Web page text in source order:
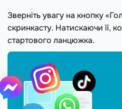
Зверніть увагу на кнопку
скринкасту. Натискаючи її,
стартового ланцюжка.